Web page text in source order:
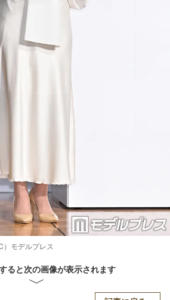
）モデルプレス
ると次の画像が表示されます